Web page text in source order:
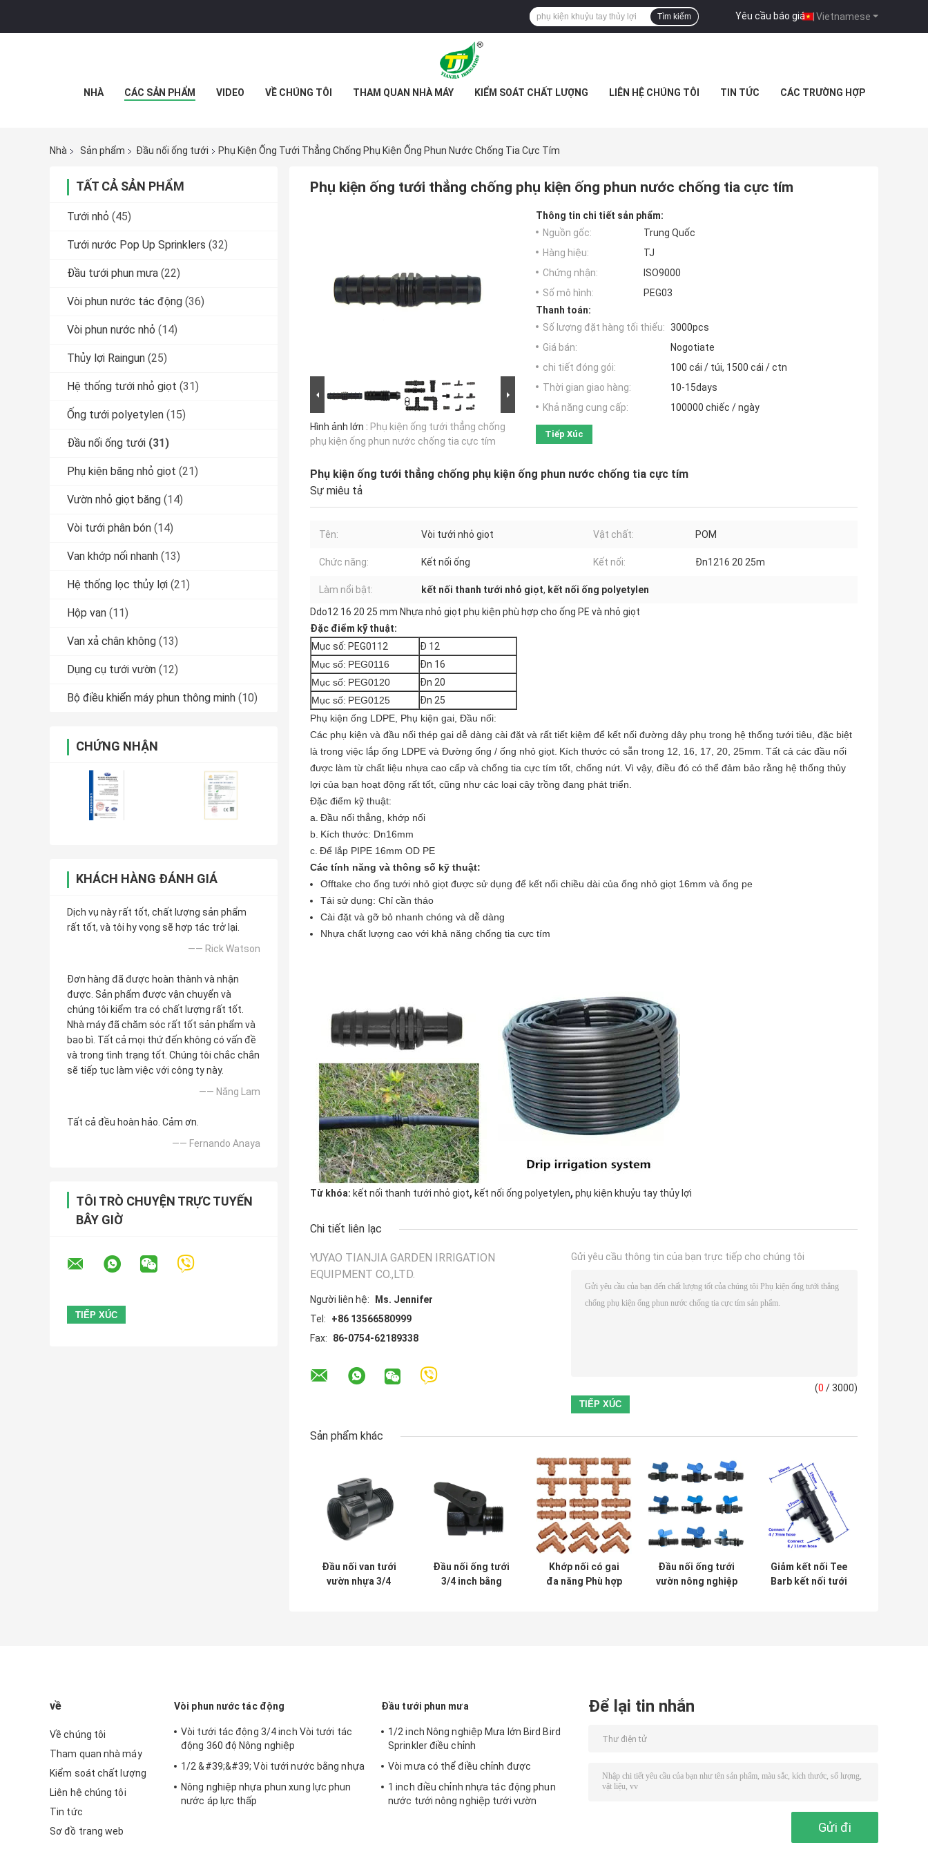
Vietnamese
Yêu cầu báo giá |
Tìm kiếm
NHÀ CÁC SẢN PHẨM VIDEO VỀ CHÚNG TÔI THAM QUAN NHÀ MÁY KIỂM SOÁT CHẤT LƯỢNG LIÊN HỆ CHÚNG TÔI TIN TỨC CÁC TRƯỜNG HỢP
Nhà Sản phẩm Đầu nối ống tưới Phụ Kiện Ống Tưới Thẳng Chống Phụ Kiện Ống Phun Nước Chống Tia Cực Tím
TẤT CẢ SẢN PHẨM
Tưới nhỏ (45)
Tưới nước Pop Up Sprinklers (32)
Đầu tưới phun mưa (22)
Vòi phun nước tác động (36)
Vòi phun nước nhỏ (14)
Thủy lợi Raingun (25)
Hệ thống tưới nhỏ giọt (31)
Ống tưới polyetylen (15)
Đầu nối ống tưới (31)
Phụ kiện băng nhỏ giọt (21)
Vườn nhỏ giọt băng (14)
Vòi tưới phân bón (14)
Van khớp nối nhanh (13)
Hệ thống lọc thủy lợi (21)
Hộp van (11)
Van xả chân không (13)
Dụng cụ tưới vườn (12)
Bộ điều khiển máy phun thông minh (10)
CHỨNG NHẬN
KHÁCH HÀNG ĐÁNH GIÁ
Dịch vụ này rất tốt, chất lượng sản phẩm
rất tốt, và tôi hy vọng sẽ hợp tác trở lại.
—— Rick Watson
Đơn hàng đã được hoàn thành và nhận
được. Sản phẩm được vận chuyển và
chúng tôi kiểm tra có chất lượng rất tốt.
Nhà máy đã chăm sóc rất tốt sản phẩm và
bao bì. Tất cả mọi thứ đến không có vấn đề
và trong tình trạng tốt. Chúng tôi chắc chắn
sẽ tiếp tục làm việc với công ty này.
—— Nắng Lam
Tất cả đều hoàn hảo. Cảm ơn.
—— Fernando Anaya
TÔI TRÒ CHUYỆN TRỰC TUYẾN
BÂY GIỜ
Phụ kiện ống tưới thẳng chống phụ kiện ống phun nước chống tia cực tím
Hình ảnh lớn : Phụ kiện ống tưới thẳng chống
phụ kiện ống phun nước chống tia cực tím
Thông tin chi tiết sản phẩm:
Nguồn gốc:
Trung Quốc
Hàng hiệu:
TJ
Chứng nhận:
ISO9000
Số mô hình:
PEG03
Thanh toán:
Số lượng đặt hàng tối thiểu: 3000pcs
Giá bán:
Nogotiate
chi tiết đóng gói:
100 cái / túi, 1500 cái / ctn
Thời gian giao hàng:
10-15days
Khả năng cung cấp:
100000 chiếc / ngày
Tiếp Xúc
Phụ kiện ống tưới thẳng chống phụ kiện ống phun nước chống tia cực tím
Sự miêu tả
Tên: Vòi tưới nhỏ giọt Vật chất: POM
Chức năng: Kết nối ống Kết nối: Đn1216 20 25m
Làm nổi bật: kết nối thanh tưới nhỏ giọt, kết nối ống polyetylen
Ddo12 16 20 25 mm Nhựa nhỏ giọt phụ kiện phù hợp cho ống PE và nhỏ giọt
Đặc điểm kỹ thuật:
Mục số: PEG0112
Đ 12
Mục số: PEG0116
Đn 16
Mục số: PEG0120
Đn 20
Mục số: PEG0125
Đn 25
Phụ kiện ống LDPE, Phụ kiện gai, Đầu nối:
Các phụ kiện và đầu nối thép gai dễ dàng cài đặt và rất tiết kiệm để kết nối đường dây phụ trong hệ thống tưới tiêu, đặc biệt
là trong việc lắp ống LDPE và Đường ống / ống nhỏ giọt. Kích thước có sẵn trong 12, 16, 17, 20, 25mm. Tất cả các đầu nối
được làm từ chất liệu nhựa cao cấp và chống tia cực tím tốt, chống nứt. Vì vậy, điều đó có thể đảm bảo rằng hệ thống thủy
lợi của bạn hoạt động rất tốt, cũng như các loại cây trồng đang phát triển.
Đặc điểm kỹ thuật:
a. Đầu nối thẳng, khớp nối
b. Kích thước: Dn16mm
c. Để lắp PIPE 16mm OD PE
Các tính năng và thông số kỹ thuật:
Offtake cho ống tưới nhỏ giọt được sử dụng để kết nối chiều dài của ống nhỏ giọt 16mm và ống pe
Tái sử dụng: Chỉ cần tháo
Cài đặt và gỡ bỏ nhanh chóng và dễ dàng
Nhựa chất lượng cao với khả năng chống tia cực tím
Từ khóa: kết nối thanh tưới nhỏ giọt, kết nối ống polyetylen, phụ kiện khuỷu tay thủy lợi
Chi tiết liên lạc
YUYAO TIANJIA GARDEN IRRIGATION
EQUIPMENT CO.,LTD.
Người liên hệ:
Ms. Jennifer
Tel:
+86 13566580999
Fax:
86-0754-62189338
Gửi yêu cầu thông tin của bạn trực tiếp cho chúng tôi
(0 / 3000)
Sản phẩm khác
Đầu nối van tưới
vườn nhựa 3/4
Đầu nối ống tưới
3/4 inch bằng
Khớp nối có gai
đa năng Phù hợp
Đầu nối ống tưới
vườn nông nghiệp
Giảm kết nối Tee
Barb kết nối tưới
về
Về chúng tôi
Tham quan nhà máy
Kiểm soát chất lượng
Liên hệ chúng tôi
Tin tức
Sơ đồ trang web
Vòi phun nước tác động
Vòi tưới tác động 3/4 inch Vòi tưới tác
động 360 độ Nông nghiệp
1/2 &#39;&#39; Vòi tưới nước bằng nhựa
Nông nghiệp nhựa phun xung lực phun
nước áp lực thấp
Đầu tưới phun mưa
1/2 inch Nông nghiệp Mưa lớn Bird Bird
Sprinkler điều chỉnh
Vòi mưa có thể điều chỉnh được
1 inch điều chỉnh nhựa tác động phun
nước tưới nông nghiệp tưới vườn
Để lại tin nhắn